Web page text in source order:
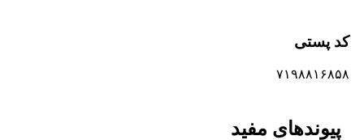
کد پستی
۷۱۹۸۸۱۶۸۵۸
پیوندهای مفید